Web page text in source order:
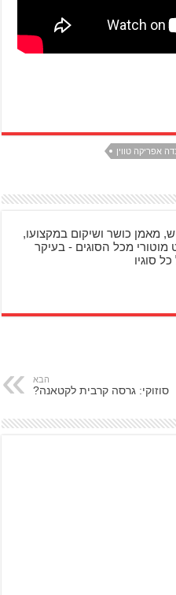
אפריקה טווין
מאמן כושר ושיקום במקצועו,
מוטורי מכל הסוגים - בעיקר
סוגיו
הבא
סוזוקי: גרסה קרבית לקטאנה?